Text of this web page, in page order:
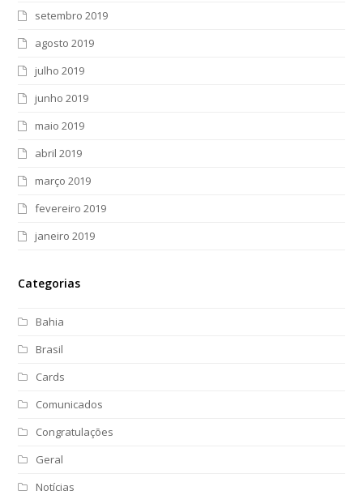
setembro 2019
agosto 2019
julho 2019
junho 2019
maio 2019
abril 2019
março 2019
fevereiro 2019
janeiro 2019
Categorias
Bahia
Brasil
Cards
Comunicados
Congratulações
Geral
Notícias